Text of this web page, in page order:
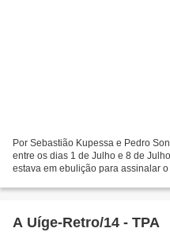
Por Sebastião Kupessa e Pedro
entre os dias 1 de Julho e 8 de
estava em ebulição para assinalar
A Uíge-Retro/14 - TPA